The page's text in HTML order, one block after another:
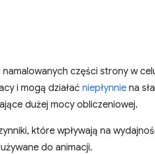
namalowanych części strony w
i mogą działać niepłynnie na
dużej mocy obliczeniowej.
które wpływają na
do animacji.